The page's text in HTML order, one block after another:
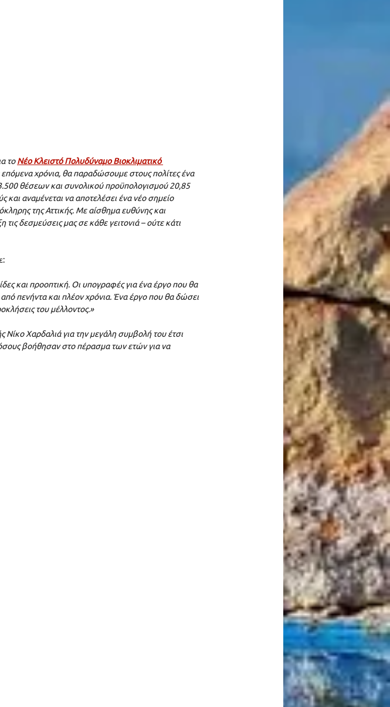
το Νέο Κλειστό Πολυδύναμο Βιοκλιματικό
χρόνια, θα παραδώσουμε στους πολίτες ένα
θέσεων και συνολικού προϋπολογισμού 20,85
αναμένεται να αποτελέσει ένα νέο σημείο
της Αττικής. Με αίσθημα ευθύνης και
δεσμεύσεις μας σε κάθε γειτονιά – ούτε κάτι
και προοπτική. Οι υπογραφές για ένα έργο που θα
πενήντα και πλέον χρόνια. Ένα έργο που θα δώσει
του μέλλοντος.»
Νίκο Χαρδαλιά για την μεγάλη συμβολή του έτσι
βοήθησαν στο πέρασμα των ετών για να